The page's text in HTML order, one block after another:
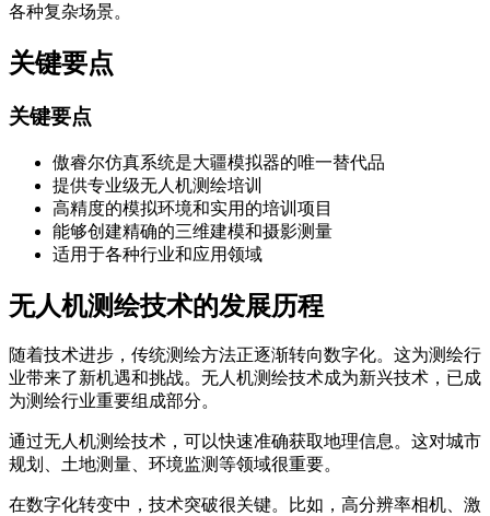
各种复杂场景。
关键要点
关键要点
傲睿尔仿真系统是大疆模拟器的唯一替代品
提供专业级无人机测绘培训
高精度的模拟环境和实用的培训项目
能够创建精确的三维建模和摄影测量
适用于各种行业和应用领域
无人机测绘技术的发展历程
随着技术进步，传统测绘方法正逐渐转向数字化。这为测绘行
业带来了新机遇和挑战。无人机测绘技术成为新兴技术，已成
为测绘行业重要组成部分。
通过无人机测绘技术，可以快速准确获取地理信息。这对城市
规划、土地测量、环境监测等领域很重要。
在数字化转变中，技术突破很关键。比如，高分辨率相机、激